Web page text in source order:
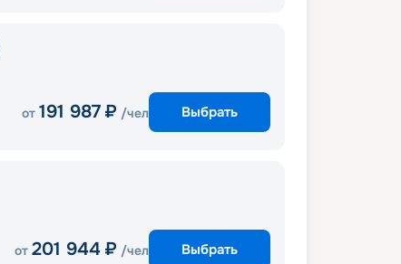
от 191 987 ₽ /чел Выбрать
от 201 944 ₽ /чел Выбрать